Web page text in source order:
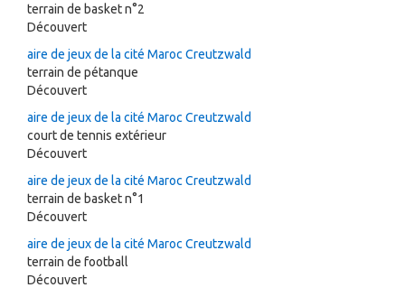
terrain de basket n°2
Découvert
aire de jeux de la cité Maroc Creutzwald
terrain de pétanque
Découvert
aire de jeux de la cité Maroc Creutzwald
court de tennis extérieur
Découvert
aire de jeux de la cité Maroc Creutzwald
terrain de basket n°1
Découvert
aire de jeux de la cité Maroc Creutzwald
terrain de football
Découvert